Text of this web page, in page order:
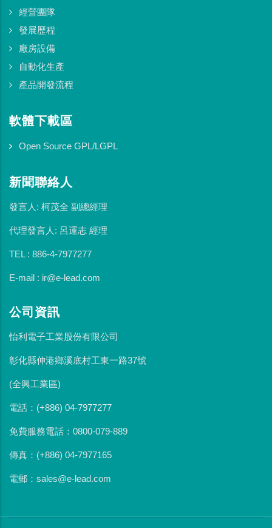
經營團隊
發展歷程
廠房設備
自動化生產
產品開發流程
軟體下載區
Open Source GPL/LGPL
新聞聯絡人
發言人: 柯茂全 副總經理
代理發言人: 呂運志 經理
TEL : 886-4-7977277
E-mail : ir@e-lead.com
公司資訊
怡利電子工業股份有限公司
彰化縣伸港鄉溪底村工東一路37號
(全興工業區)
電話：(+886) 04-7977277
免費服務電話：0800-079-889
傳真：(+886) 04-7977165
電郵：sales@e-lead.com